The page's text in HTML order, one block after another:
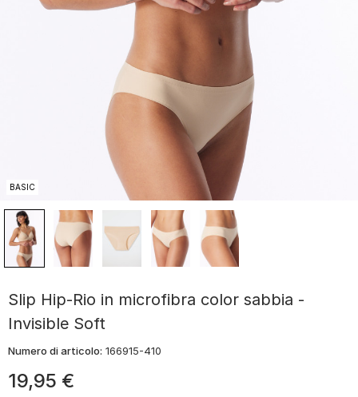
BASIC
Slip Hip-Rio in microfibra color sabbia -
Invisible Soft
Numero di articolo: 166915-410
19,95 €